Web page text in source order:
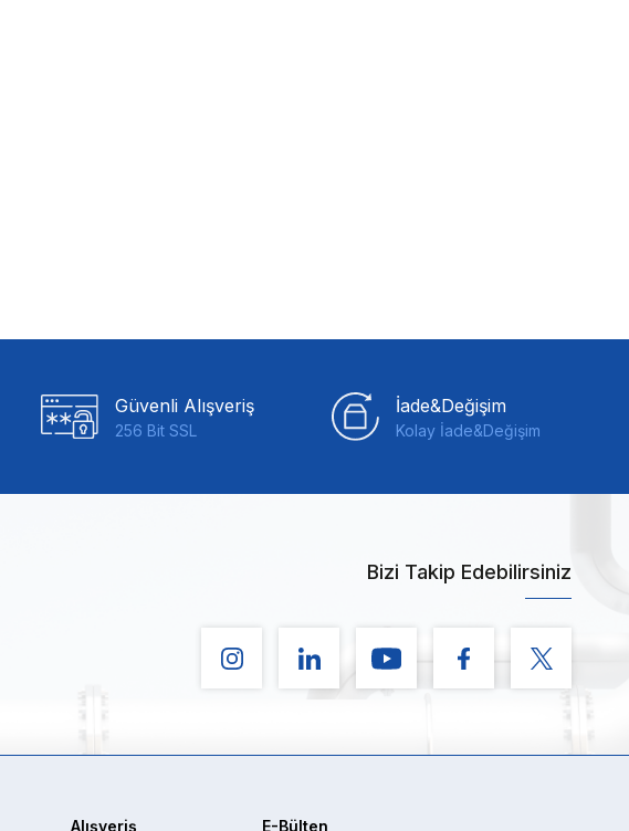
Güvenli Alışveriş
256 Bit SSL
İade&Değişim
Kolay İade&Değişim
Bizi Takip Edebilirsiniz
Alışveriş E-Bülten